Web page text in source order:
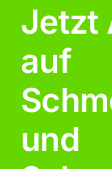
Jetzt
auf
und